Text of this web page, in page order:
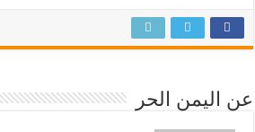
عن اليمن الحر